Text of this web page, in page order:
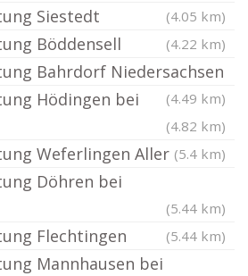
Siestedt (4.05 km)
Böddensell (4.22 km)
Bahrdorf Niedersachsen
(4.49 km)
Hödingen bei
(4.82 km)
Weferlingen Aller (5.4 km)
Döhren bei
(5.44 km)
Flechtingen (5.44 km)
Mannhausen bei